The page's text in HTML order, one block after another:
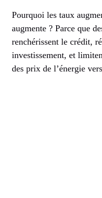
Pourquoi les taux
augmente ? Parce que
renchérissent le crédit,
investissement, et
des prix de l’énergie